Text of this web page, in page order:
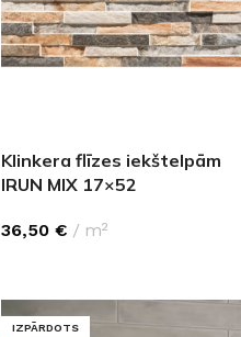
Klinkera flīzes iekštelpām
IRUN MIX 17×52
36,50 € m²
IZPĀRDOTS